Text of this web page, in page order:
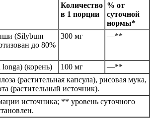
Количество
в 1 порции
% от
суточной
нормы*
(Silybum
до 80%
300 мг —**
(корень) 100 мг
—**
(растительная капсула), рисовая мука,
(растительный источник).
источника; ** уровень суточного